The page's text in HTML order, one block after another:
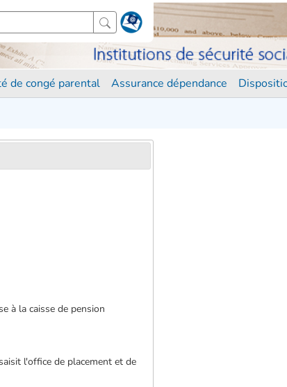
de congé parental Assurance dépendance
à la caisse de pension
l'office de placement et de